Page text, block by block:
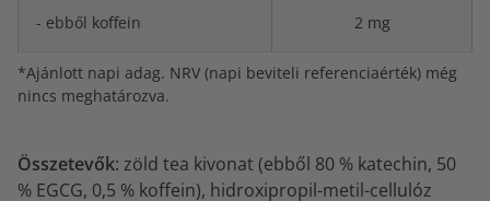
- ebből koffein 2 mg
*Ajánlott napi adag. NRV (napi beviteli referenciaérték) még
nincs meghatározva.
Összetevők: zöld tea kivonat (ebből 80 % katechin, 50
% EGCG, 0,5 % koffein), hidroxipropil-metil-cellulóz